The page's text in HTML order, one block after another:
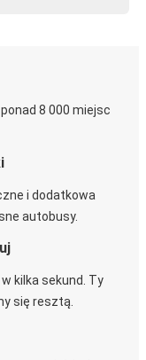
8 000 miejsc
i dodatkowa
autobusy.
kilka sekund. Ty
się resztą.